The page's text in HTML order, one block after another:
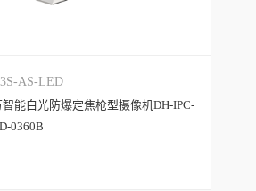
AS-LED
能白光防爆定焦枪型摄像机DH-IPC-
0360B